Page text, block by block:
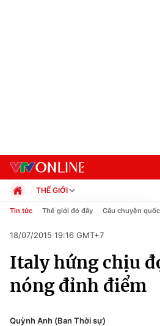
Chuyên mục
Chính trị
THẾ GIỚI
Chính trị
Pháp luật
Kinh tế
Thể thao
Truyền hình
Y tế
Tin tức Thế giới đó đây Câu chuyện
18/07/2015 19:16 GMT+7
Italy hứng chịu
nóng đỉnh điểm
Quỳnh Anh (Ban Thời sự)